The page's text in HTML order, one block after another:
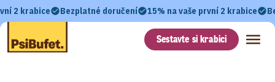
2 krabice Bezplatné doručení 15% na vaše první 2 krabice
Sestavte si krabici